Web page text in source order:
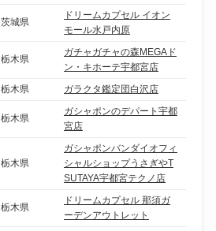
茨城県
ドリームカプセル イオン
モール水戸内原
栃木県
ガチャガチャの森MEGAド
ン・キホーテ宇都宮店
栃木県 ガラクタ鑑定団白沢店
栃木県
ガシャポンのデパート宇都
宮店
栃木県
ガシャポンバンダイオフィ
シャルショップうさぎやT
SUTAYA宇都宮テクノ店
栃木県
ドリームカプセル 那須ガ
ーデンアウトレット